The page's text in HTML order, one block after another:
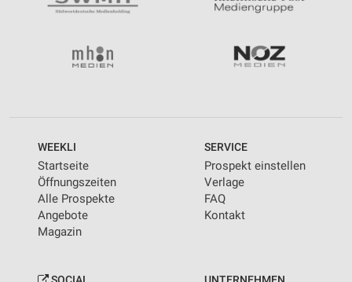
WEEKLI
Startseite
Öffnungszeiten
Alle Prospekte
Angebote
Magazin
SERVICE
Prospekt einstellen
Verlage
FAQ
Kontakt